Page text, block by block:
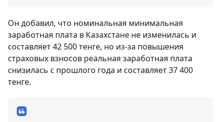
Он добавил, что номинальная минимальная
заработная плата в Казахстане не изменилась и
составляет 42 500 тенге, но из-за повышения
страховых взносов реальная заработная плата
снизилась с прошлого года и составляет 37 400
тенге.